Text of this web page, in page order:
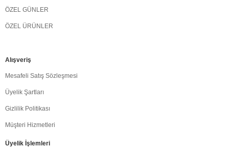
ÖZEL GÜNLER
ÖZEL ÜRÜNLER
Alışveriş
Mesafeli Satış Sözleşmesi
Üyelik Şartları
Gizlilik Politikası
Müşteri Hizmetleri
Üyelik İşlemleri